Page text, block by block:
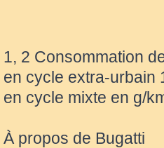
1, 2 Consommation
en cycle extra-urbain
en cycle mixte en g/
À propos de Bugatti